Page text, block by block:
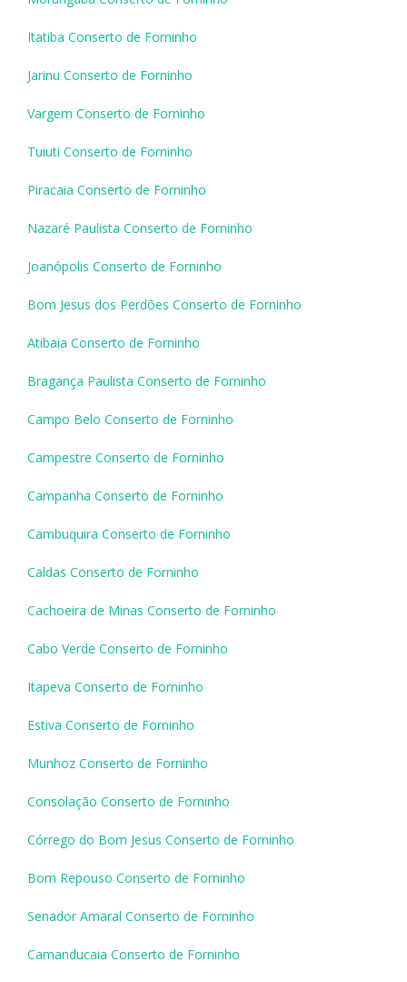
Itatiba Conserto de Forninho
Jarinu Conserto de Forninho
Vargem Conserto de Forninho
Tuiuti Conserto de Forninho
Piracaia Conserto de Forninho
Nazaré Paulista Conserto de Forninho
Joanópolis Conserto de Forninho
Bom Jesus dos Perdões Conserto de Forninho
Atibaia Conserto de Forninho
Bragança Paulista Conserto de Forninho
Campo Belo Conserto de Forninho
Campestre Conserto de Forninho
Campanha Conserto de Forninho
Cambuquira Conserto de Forninho
Caldas Conserto de Forninho
Cachoeira de Minas Conserto de Forninho
Cabo Verde Conserto de Forninho
Itapeva Conserto de Forninho
Estiva Conserto de Forninho
Munhoz Conserto de Forninho
Consolação Conserto de Forninho
Córrego do Bom Jesus Conserto de Forninho
Bom Repouso Conserto de Forninho
Senador Amaral Conserto de Forninho
Camanducaia Conserto de Forninho